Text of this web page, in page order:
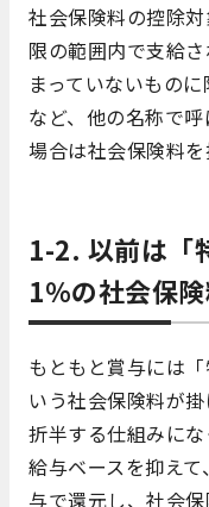
社会保険料の控除
限の範囲内で支給
まっていないもの
など、他の名称で
場合は社会保険料を
1-2. 以前は「
1％の社会保
もともと賞与には
いう社会保険料が
折半する仕組みに
給与ベースを抑え
与で還元し、社会